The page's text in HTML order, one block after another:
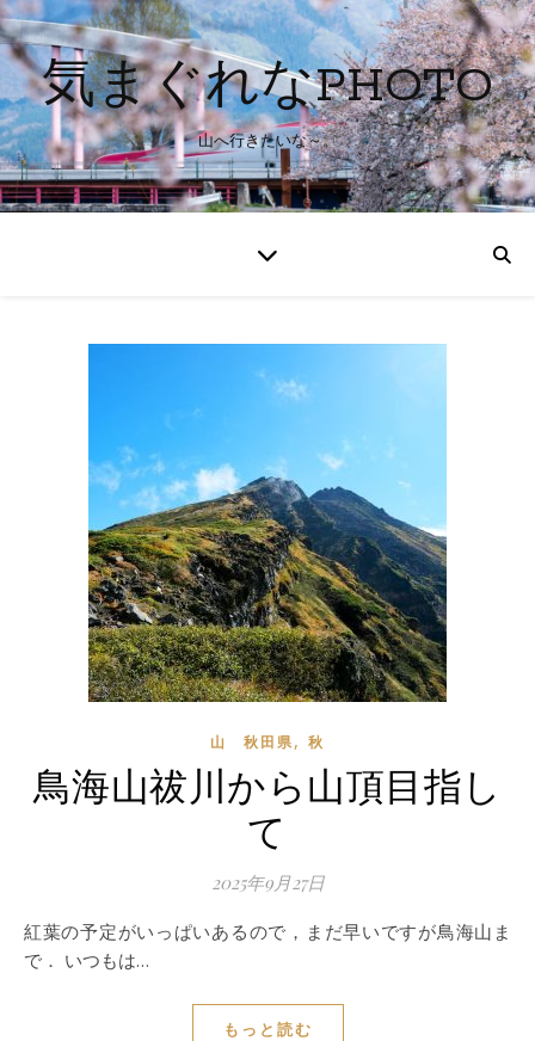
気まぐれなPHOTO
山へ行きたいな～。
山 秋田県, 秋
鳥海山祓川から山頂目指し
て
2025年9月27日
紅葉の予定がいっぱいあるので，まだ早いですが鳥海山ま
で． いつもは…
もっと読む